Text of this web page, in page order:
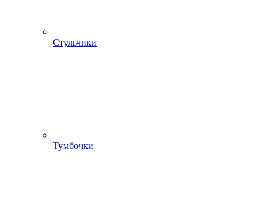
Стульчики
Тумбочки